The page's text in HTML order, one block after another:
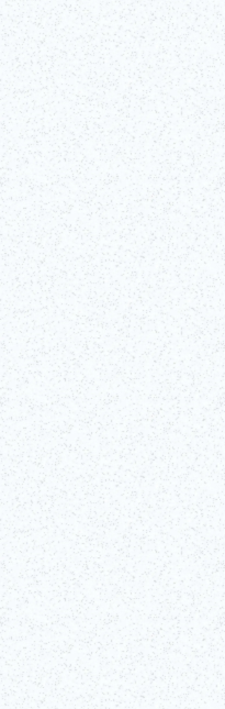
Sumo
Il Sumo è un emozionante
in antichi scritti del '700 d.C.,
Sumo continua ad attirare